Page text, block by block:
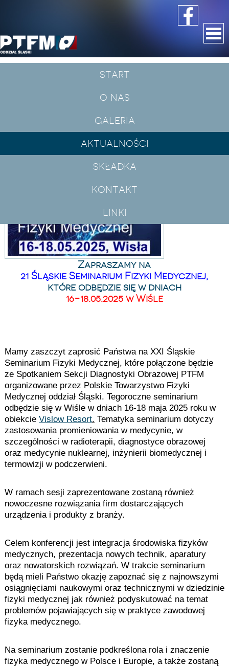
start
o nas
galeria
aktualności
składka
kontakt
linki
Zapraszamy na
21 Śląskie Seminarium Fizyki Medycznej,
które odbędzie się w dniach
16-18.05.2025 w Wiśle
Mamy zaszczyt zaprosić Państwa na XXI Śląskie
Seminarium Fizyki Medycznej, które połączone będzie
ze Spotkaniem Sekcji Diagnostyki Obrazowej PTFM
organizowane przez Polskie Towarzystwo Fizyki
Medycznej oddział Śląski. Tegoroczne seminarium
odbędzie się w Wiśle w dniach 16-18 maja 2025 roku w
obiekcie Vislow Resort. Tematyka seminarium dotyczy
zastosowania promieniowania w medycynie, w
szczególności w radioterapii, diagnostyce obrazowej
oraz medycynie nuklearnej, inżynierii biomedycznej i
termowizji w podczerwieni.
W ramach sesji zaprezentowane zostaną również
nowoczesne rozwiązania firm dostarczających
urządzenia i produkty z branży.
Celem konferencji jest integracja środowiska fizyków
medycznych, prezentacja nowych technik, aparatury
oraz nowatorskich rozwiązań. W trakcie seminarium
będą mieli Państwo okazję zapoznać się z najnowszymi
osiągnięciami naukowymi oraz technicznymi w dziedzinie
fizyki medycznej jak również podyskutować na temat
problemów pojawiających się w praktyce zawodowej
fizyka medycznego.
Na seminarium zostanie podkreślona rola i znaczenie
fizyka medycznego w Polsce i Europie, a także zostaną